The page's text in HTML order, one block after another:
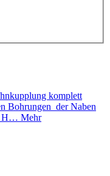
komplett
Bohrungen der Naben
H… Mehr